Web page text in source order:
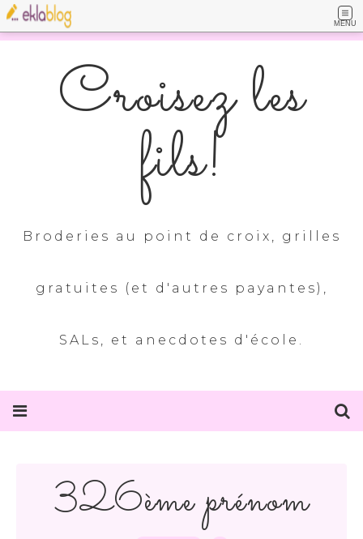
MENU
Croisez les
fils!
Broderies au point de croix, grilles
gratuites (et d'autres payantes),
SALs, et anecdotes d'école.
326ème prénom